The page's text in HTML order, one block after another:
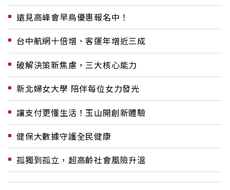
遠見高峰會早鳥優惠報名中！
台中航網十倍增、客運年增近三成
破解決策新焦慮，三大核心能力
新北婦女大學 陪伴每位女力發光
讓支付更懂生活！玉山開創新體驗
健保大數據守護全民健康
孤獨到孤立，超高齡社會風險升溫